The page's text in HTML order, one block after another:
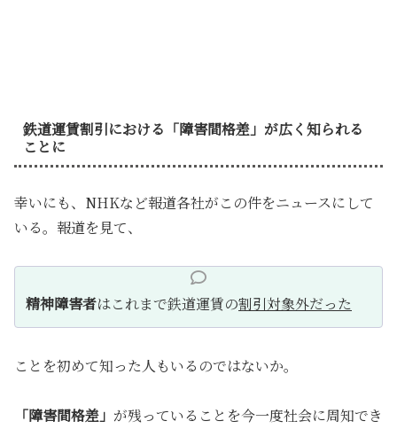
鉄道運賃割引における「障害間格差」が広く知られる
ことに
幸いにも、NHKなど報道各社がこの件をニュースにして
いる。報道を見て、
精神障害者はこれまで鉄道運賃の割引対象外だった
ことを初めて知った人もいるのではないか。
「障害間格差」 が残っていることを今一度社会に周知でき